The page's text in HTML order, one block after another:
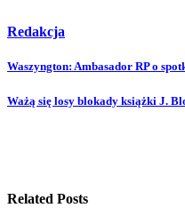
Redakcja
Post
navigation
Waszyngton: Ambasador RP o
Ważą się losy blokady książki J.
Related Posts